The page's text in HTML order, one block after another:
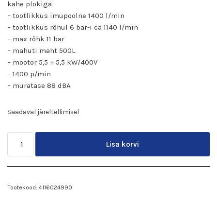
kahe plokiga
– tootlikkus imupoolne 1400 l/min
– tootlikkus rõhul 6 bar-i ca 1140 l/min
– max rõhk 11 bar
– mahuti maht 500L
– mootor 5,5 + 5,5 kW/400V
– 1400 p/min
– müratase 88 dBA
Saadaval järeltellimisel
Lisa korvi
Tootekood: 4116024990